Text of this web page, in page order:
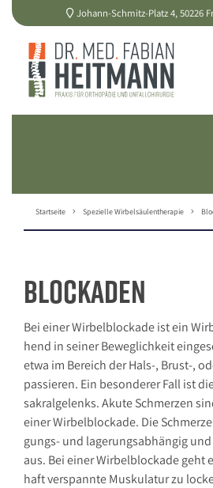
Startseite Spezielle Wirbelsäulentherapie
Blockaden
Bei ei­ner Wir­bel­blo­cka­de ist ein
hend in sei­ner Be­weg­lich­keit
etwa im Be­reich der Hals-, Brust-,
pas­sie­ren. Ein be­son­de­rer Fall ist
sa­kral­ge­lenks. Aku­te Schmer­zen
ei­ner Wir­bel­blo­cka­de. Die
gungs- und la­ge­rungs­ab­hän­gig
aus. Bei ei­ner Wir­bel­blo­cka­de geht
haft ver­spann­te Mus­ku­la­tur zu
Johann-Schmitz-Platz 4, 50226